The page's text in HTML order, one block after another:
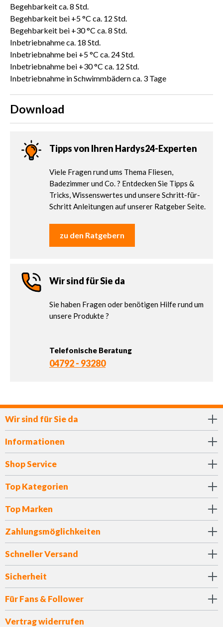
Begehbarkeit ca. 8 Std.
Begehbarkeit bei +5 °C ca. 12 Std.
Begehbarkeit bei +30 °C ca. 8 Std.
Inbetriebnahme ca. 18 Std.
Inbetriebnahme bei +5 °C ca. 24 Std.
Inbetriebnahme bei +30 °C ca. 12 Std.
Inbetriebnahme in Schwimmbädern ca. 3 Tage
Download
Tipps von Ihren Hardys24-Experten
Viele Fragen rund ums Thema Fliesen,
Badezimmer und Co. ? Entdecken Sie Tipps &
Tricks, Wissenswertes und unsere Schritt-für-
Schritt Anleitungen auf unserer Ratgeber Seite.
zu den Ratgebern
Wir sind für Sie da
Sie haben Fragen oder benötigen Hilfe rund um
unsere Produkte ?
Telefonische Beratung
04792 - 93280
Wir sind für Sie da
Informationen
Shop Service
Top Kategorien
Top Marken
Zahlungsmöglichkeiten
Schneller Versand
Sicherheit
Für Fans & Follower
Vertrag widerrufen